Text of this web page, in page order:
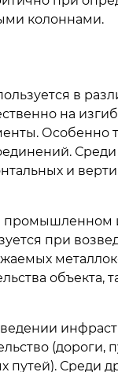
колоннами.
в
на
Особенно
Среди
и
промышленном
при
объекта,
(дороги,
путей). Среди